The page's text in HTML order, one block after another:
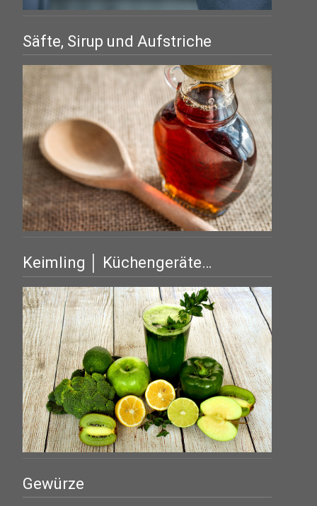
Säfte, Sirup und Aufstriche
Keimling │ Küchengeräte…
Gewürze